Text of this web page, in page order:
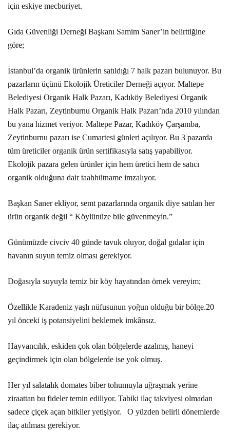
için eskiye mecburiyet.
Gıda Güvenliği Derneği Başkanı Samim Saner’in belirttiğine
göre;
İstanbul’da organik ürünlerin satıldığı 7 halk pazarı bulunuyor. Bu
pazarların üçünü Ekolojik Üreticiler Derneği açıyor. Maltepe
Belediyesi Organik Halk Pazarı, Kadıköy Belediyesi Organik
Halk Pazarı, Zeytinburnu Organik Halk Pazarı’nda 2010 yılından
bu yana hizmet veriyor. Maltepe Pazar, Kadıköy Çarşamba,
Zeytinburnu pazarı ise Cumartesi günleri açılıyor. Bu 3 pazarda
tüm üreticiler organik ürün sertifikasıyla satış yapabiliyor.
Ekolojik pazara gelen ürünler için hem üretici hem de satıcı
organik olduğuna dair taahhütname imzalıyor.
Başkan Saner ekliyor, semt pazarlarında organik diye satılan her
ürün organik değil “ Köylünüze bile güvenmeyin.”
Günümüzde civciv 40 günde tavuk oluyor, doğal gıdalar için
havanın suyun temiz olması gerekiyor.
Doğasıyla suyuyla temiz bir köy hayatından örnek vereyim;
Özellikle Karadeniz yaşlı nüfusunun yoğun olduğu bir bölge.20
yıl önceki iş potansiyelini beklemek imkânsız.
Hayvancılık, eskiden çok olan bölgelerde azalmış, haneyi
geçindirmek için olan bölgelerde ise yok olmuş.
Her yıl salatalık domates biber tohumuyla uğraşmak yerine
ziraattan bu fideler temin ediliyor. Tabiki ilaç takviyesi olmadan
sadece çiçek açan bitkiler yetişiyor. O yüzden belirli dönemlerde
ilaç atılması gerekiyor.